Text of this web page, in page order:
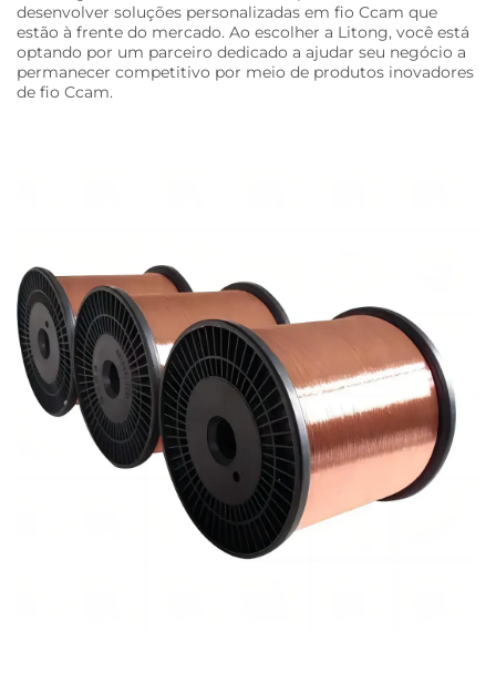
desenvolver soluções personalizadas em fio Ccam que
estão à frente do mercado. Ao escolher a Litong, você está
optando por um parceiro dedicado a ajudar seu negócio a
permanecer competitivo por meio de produtos inovadores
de fio Ccam.